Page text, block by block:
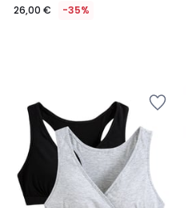
26,00 € -35%